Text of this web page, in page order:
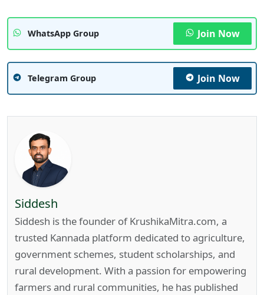
WhatsApp Group Join Now
Telegram Group Join Now
Siddesh
Siddesh is the founder of KrushikaMitra.com, a
trusted Kannada platform dedicated to agriculture,
government schemes, student scholarships, and
rural development. With a passion for empowering
farmers and rural communities, he has published